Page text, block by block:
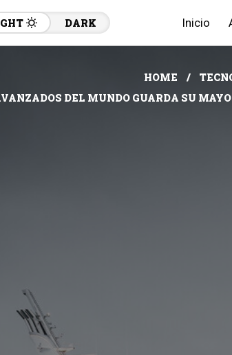
DARK Inicio
HOME
DEL MUNDO GUARDA SU